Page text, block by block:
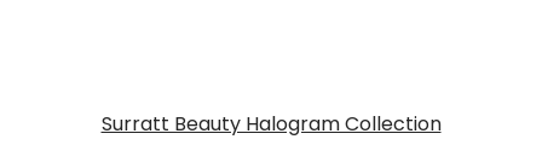
Surratt Beauty Halogram Collection